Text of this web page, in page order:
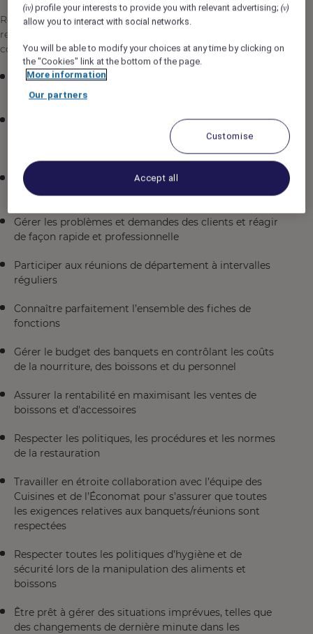
Relevant du Directeur de la restauration, les
responsabilités et les fonctions essentielles du poste
comprennent, sans s’y limiter :
Proposer en permanence un service professionnel,
avenant et attachant
Assurer la coordination de tous les détails logistiques
des événements, y compris la disposition des tables,
la décoration, l'équipement audiovisuel, etc.
Diriger l’équipe banquet dans tous les domaines et
s’assurer que les normes de service sont respectées
Gérer les problèmes et demandes des clients et réagir
de façon rapide et professionnelle
Participer aux réunions de département à intervalles
réguliers
Connaître parfaitement l’ensemble des fiches de
fonctions
Gérer le budget des banquets en contrôlant les coûts
de la nourriture, des boissons et du personnel
Assurer la rentabilité en maximisant les ventes de
boissons et d'accessoires
Respecter les politiques, les procédures et les normes
de la restauration
Travailler en étroite collaboration avec l’équipe des
Cuisines et de l’Économat pour s’assurer que toutes
les exigences relatives aux banquets/réunions sont
respectées
Respecter toutes les politiques d’hygiène et de
sécurité lors de la manipulation des aliments et
boissons
Être prêt à gérer des situations imprévues, telles que
des changements de dernière minute dans les
(iv) profile your interests to provide you with relevant advertising;(v)
allow you to interact with social networks.
You will be able to modify your choices at any time by clicking on
the "Cookies" link at the bottom of the page.
More information
Our partners
Customise
Accept all